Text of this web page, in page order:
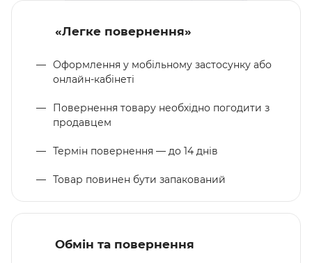
«Легке повернення»
Оформлення у мобільному застосунку або
онлайн-кабінеті
Повернення товару необхідно погодити з
продавцем
Термін повернення — до 14 днів
Товар повинен бути запакований
Обмін та повернення